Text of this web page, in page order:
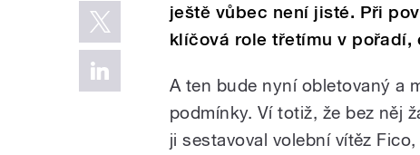
ještě vůbec není jisté. Při
klíčová role třetímu v
A ten bude nyní obletovaný a
podmínky. Ví totiž, že bez něj
ji sestavoval volební vítěz